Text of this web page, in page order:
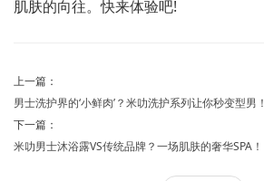
肌肤的向往。快来体验吧!
上一篇：
男士洗护界的‘小鲜肉’？米叻洗护系列让你秒变型男！
下一篇：
米叻男士沐浴露VS传统品牌？一场肌肤的奢华SPA！